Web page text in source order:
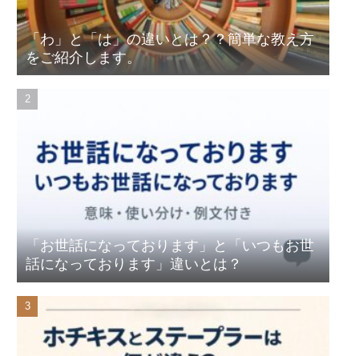
「わ」と「は」の違いとは？？簡単な教え方
をご紹介します。
「お世話になっております」と「いつもお世
話になっております」違いとは？